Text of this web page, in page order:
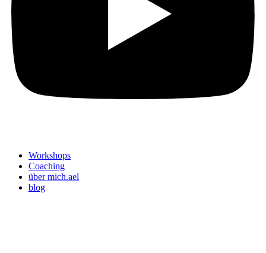
Workshops
Coaching
über mich.ael
blog